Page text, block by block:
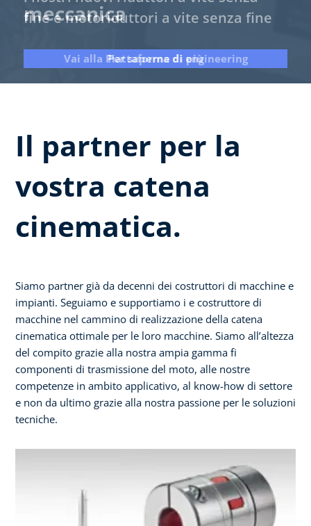
meccanica
Vai alla Piattaforma di engineering
fine e motoriduttori a vite senza fine
Per saperne di più
dell'idraulica mobile
Per saperne di più
Connect
Read more
cinematica meccanica.
Per saperne di più
mozzo.
Per saperne di più
più performante.
Per saperne di più
ora sono digitali.
Per saperne di più
Il partner per la
vostra catena
cinematica.
Siamo partner già da decenni dei costruttori di macchine e
impianti. Seguiamo e supportiamo i e costruttore di
macchine nel cammino di realizzazione della catena
cinematica ottimale per le loro macchine. Siamo all’altezza
del compito grazie alla nostra ampia gamma fi
componenti di trasmissione del moto, alle nostre
competenze in ambito applicativo, al know-how di settore
e non da ultimo grazie alla nostra passione per le soluzioni
tecniche.